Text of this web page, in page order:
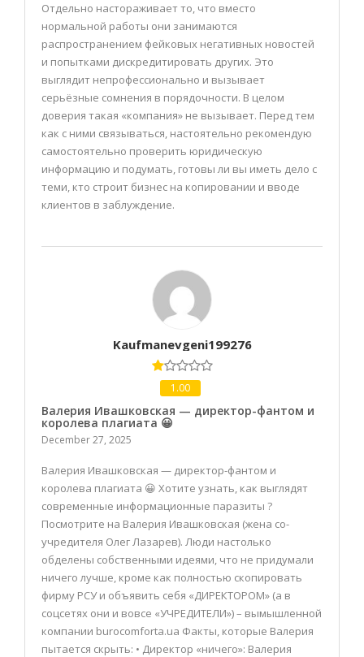
Отдельно настораживает то, что вместо
нормальной работы они занимаются
распространением фейковых негативных новостей
и попытками дискредитировать других. Это
выглядит непрофессионально и вызывает
серьёзные сомнения в порядочности. В целом
доверия такая «компания» не вызывает. Перед тем
как с ними связываться, настоятельно рекомендую
самостоятельно проверить юридическую
информацию и подумать, готовы ли вы иметь дело с
теми, кто строит бизнес на копировании и вводе
клиентов в заблуждение.
Kaufmanevgeni199276
1.00
Валерия Ивашковская — директор-фантом и
королева плагиата 😀
December 27, 2025
Валерия Ивашковская — директор-фантом и
королева плагиата 😀 Хотите узнать, как выглядят
современные информационные паразиты ?
Посмотрите на Валерия Ивашковская (жена со-
учредителя Олег Лазарев). Люди настолько
обделены собственными идеями, что не придумали
ничего лучше, кроме как полностью скопировать
фирму РСУ и объявить себя «ДИРЕКТОРОМ» (а в
соцсетях они и вовсе «УЧРЕДИТЕЛИ») – вымышленной
компании burocomforta.ua Факты, которые Валерия
пытается скрыть: • Директор «ничего»: Валерия